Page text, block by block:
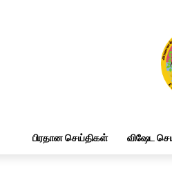
பிரதான செய்திகள் விஷேட